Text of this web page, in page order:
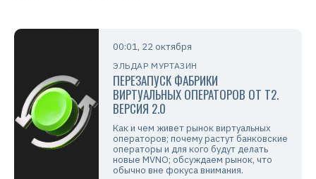
00:01, 22 октября
ЭЛЬДАР МУРТАЗИН
ПЕРЕЗАПУСК ФАБРИКИ
ВИРТУАЛЬНЫХ ОПЕРАТОРОВ ОТ T2.
ВЕРСИЯ 2.0
Как и чем живет рынок виртуальных
операторов; почему растут банковские
операторы и для кого будут делать
новые MVNO; обсуждаем рынок, что
обычно вне фокуса внимания.